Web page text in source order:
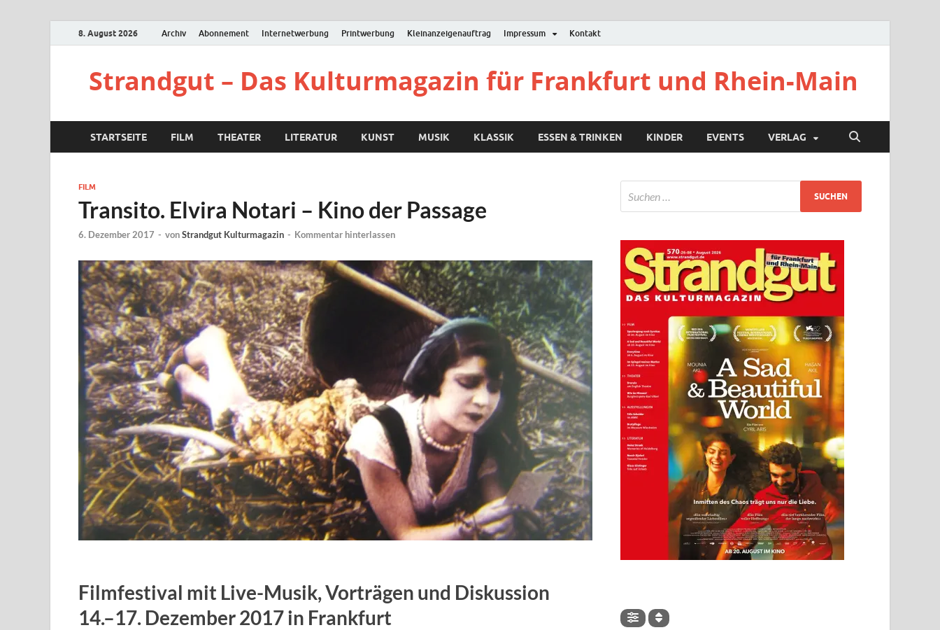
8. August 2026 Archiv Abonnement Internetwerbung Printwerbung Kleinanzeigenauftrag Impressum Kontakt
Strandgut – Das Kulturmagazin für Frankfurt und Rhein-Main
STARTSEITE FILM THEATER LITERATUR KUNST MUSIK KLASSIK ESSEN & TRINKEN KINDER EVENTS VERLAG
FILM
Transito. Elvira Notari – Kino der Passage
6. Dezember 2017 - vonStrandgut Kulturmagazin - Kommentar hinterlassen
Filmfestival mit Live-Musik, Vorträgen und Diskussion
14.–17. Dezember 2017 in Frankfurt